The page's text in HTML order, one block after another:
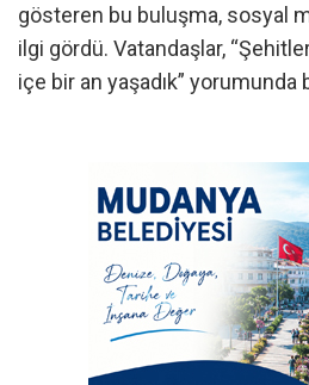
gösteren bu buluşma, sosyal
ilgi gördü. Vatandaşlar,
içe bir an yaşadık” yorumunda